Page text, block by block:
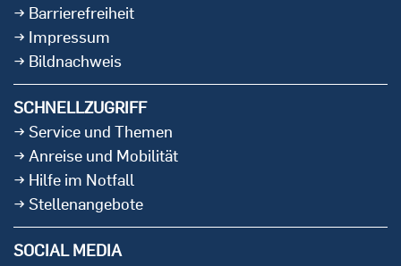
Barrierefreiheit
Impressum
Bildnachweis
SCHNELLZUGRIFF
Service und Themen
Anreise und Mobilität
Hilfe im Notfall
Stellenangebote
SOCIAL MEDIA